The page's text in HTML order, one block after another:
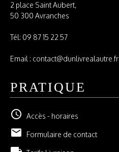
2 place Saint Aubert,
50 300 Avranches
Tél: 09 87 15 22 57
Email : contact@dunlivrealautre.fr
PRATIQUE
schedule Accès - horaires
email Formulaire de contact